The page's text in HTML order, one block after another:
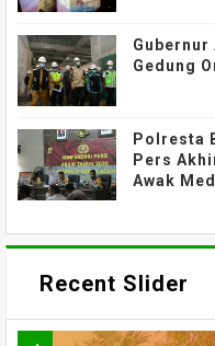
Gubernur
Gedung
Polresta
Pers
Awak
Recent Slider